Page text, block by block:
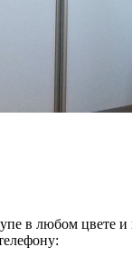
в любом цвете